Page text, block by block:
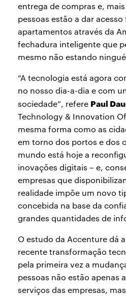
entrega de compras e,
pessoas estão a dar
apartamentos através da
fechadura inteligente que
mesmo não estando
“A tecnologia está agora
no nosso dia-a-dia e com
sociedade”, refere Paul
Technology & Innovation
mesma forma como as
em torno dos portos e dos
mundo está hoje a
inovações digitais – e,
empresas que
realidade impõe um novo
concebida na base da
grandes quantidades de
O estudo da Accenture dá
recente transformação
pela primeira vez a
pessoas não estão apenas
serviços das empresas,